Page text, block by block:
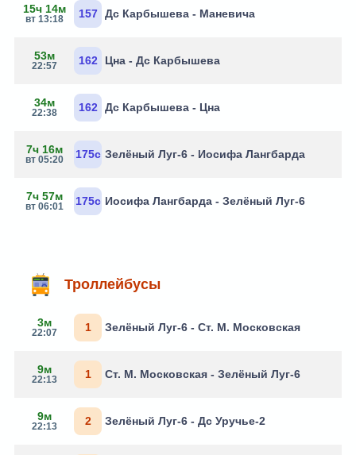
15ч 14м
вт 13:18 157 Дс Карбышева - Маневича
53м
22:57 162 Цна - Дс Карбышева
34м
22:38 162 Дс Карбышева - Цна
7ч 16м
вт 05:20 175с Зелёный Луг-6 - Иосифа Лангбарда
7ч 57м
вт 06:01 175с Иосифа Лангбарда - Зелёный Луг-6
Троллейбусы
3м
22:07 1 Зелёный Луг-6 - Ст. М. Московская
9м
22:13 1 Ст. М. Московская - Зелёный Луг-6
9м
22:13 2 Зелёный Луг-6 - Дс Уручье-2